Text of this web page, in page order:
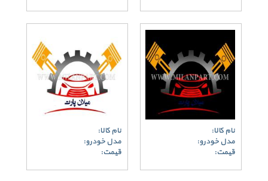
نام کالا:
مدل خودرو:
قیمت:
نام کالا:
مدل خودرو:
قیمت: